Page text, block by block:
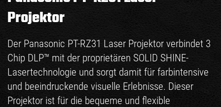
Projektor
Der Panasonic PT-RZ31 Laser Projektor verbindet 3
Chip DLP™ mit der proprietären SOLID SHINE-
Lasertechnologie und sorgt damit für farbintensive
und beeindruckende visuelle Erlebnisse. Dieser
Projektor ist für die bequeme und flexible